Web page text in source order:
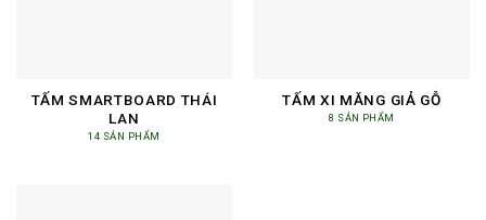
TẤM SMARTBOARD THÁI
LAN
14 SẢN PHẨM
TẤM XI MĂNG GIẢ GỖ
8 SẢN PHẨM